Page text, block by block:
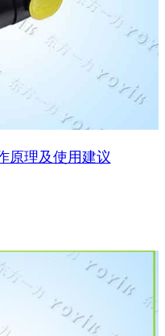
原理及使用建议